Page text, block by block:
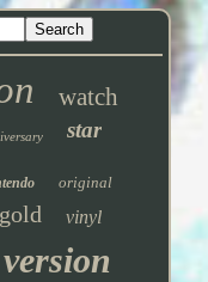
watch
star
original
gold vinyl
version